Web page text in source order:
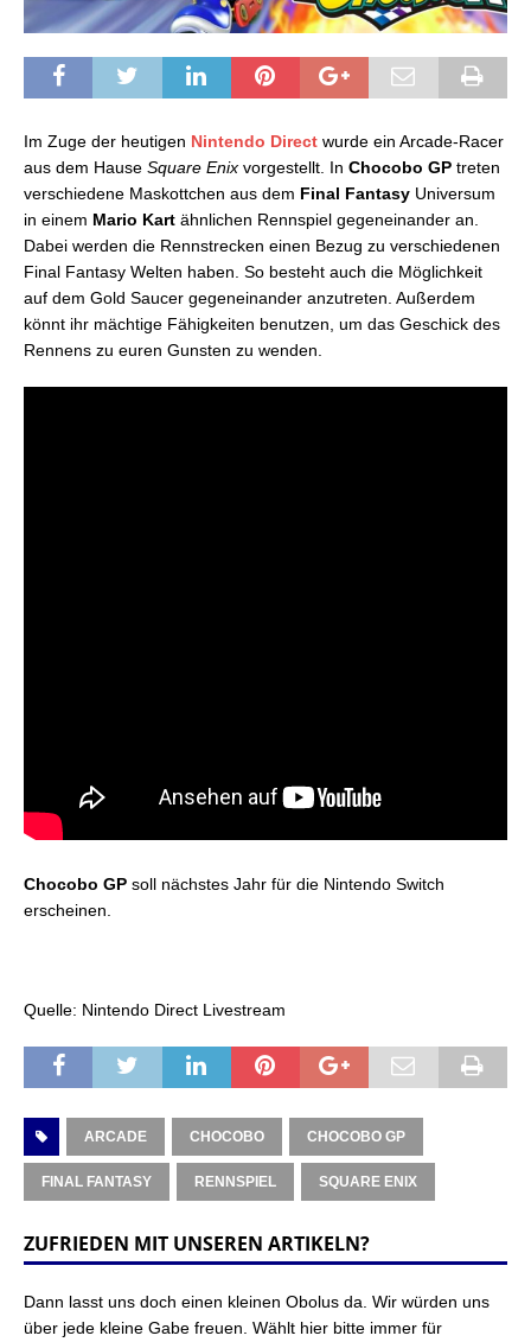
Im Zuge der heutigen Nintendo Direct wurde ein Arcade-Racer
aus dem Hause Square Enix vorgestellt. In Chocobo GP treten
verschiedene Maskottchen aus dem Final Fantasy Universum
in einem Mario Kart ähnlichen Rennspiel gegeneinander an.
Dabei werden die Rennstrecken einen Bezug zu verschiedenen
Final Fantasy Welten haben. So besteht auch die Möglichkeit
auf dem Gold Saucer gegeneinander anzutreten. Außerdem
könnt ihr mächtige Fähigkeiten benutzen, um das Geschick des
Rennens zu euren Gunsten zu wenden.
Chocobo GP soll nächstes Jahr für die Nintendo Switch
erscheinen.
Quelle: Nintendo Direct Livestream
ARCADE CHOCOBO CHOCOBO GP
FINAL FANTASY RENNSPIEL SQUARE ENIX
ZUFRIEDEN MIT UNSEREN ARTIKELN?
Dann lasst uns doch einen kleinen Obolus da. Wir würden uns
über jede kleine Gabe freuen. Wählt hier bitte immer für